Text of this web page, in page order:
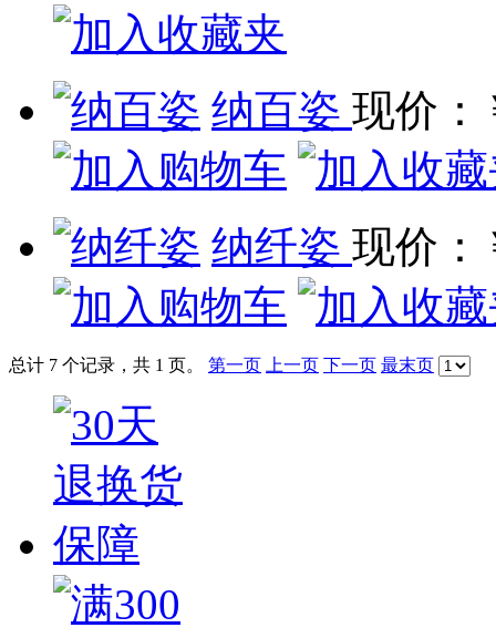
纳百姿 现价：
纳纤姿 现价：
总计 7 个记录，共 1 页。 第一页 上一页 下一页 最末页